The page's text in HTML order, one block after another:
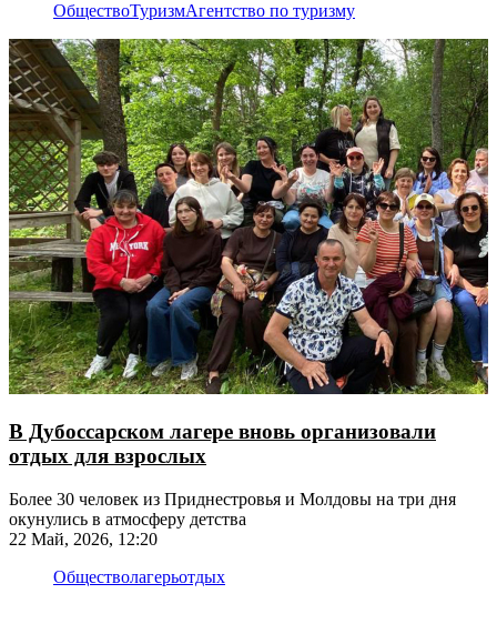
ОбществоТуризмАгентство по туризму
В Дубоссарском лагере вновь организовали
отдых для взрослых
Более 30 человек из Приднестровья и Молдовы на три дня
окунулись в атмосферу детства
22 Май, 2026, 12:20
Обществолагерьотдых